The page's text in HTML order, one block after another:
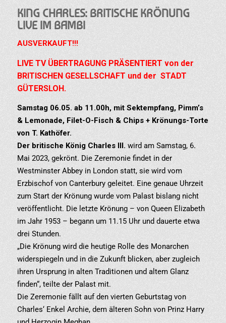
KING CHARLES: BRITISCHE KRÖNUNG
LIVE IM BAMBI
AUSVERKAUFT!!!
LIVE TV ÜBERTRAGUNG PRÄSENTIERT von der
BRITISCHEN GESELLSCHAFT und der STADT
GÜTERSLOH.
Samstag 06.05. ab 11.00h, mit Sektempfang, Pimm’s
& Lemonade, Filet-O-Fisch & Chips + Krönungs-Torte
von T. Kathöfer.
Der britische König Charles III. wird am Samstag, 6.
Mai 2023, gekrönt. Die Zeremonie findet in der
Westminster Abbey in London statt, sie wird vom
Erzbischof von Canterbury geleitet. Eine genaue Uhrzeit
zum Start der Krönung wurde vom Palast bislang nicht
veröffentlicht. Die letzte Krönung – von Queen Elizabeth
im Jahr 1953 – begann um 11.15 Uhr und dauerte etwa
drei Stunden.
„Die Krönung wird die heutige Rolle des Monarchen
widerspiegeln und in die Zukunft blicken, aber zugleich
ihren Ursprung in alten Traditionen und altem Glanz
finden“, teilte der Palast mit.
Die Zeremonie fällt auf den vierten Geburtstag von
Charles‘ Enkel Archie, dem älteren Sohn von Prinz Harry